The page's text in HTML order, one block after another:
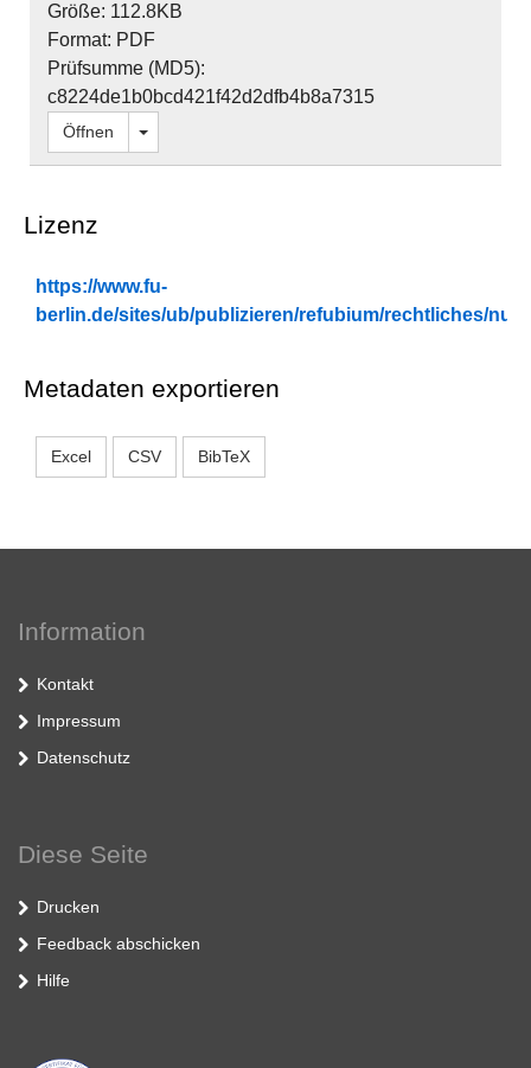
Größe: 112.8KB
Format: PDF
Prüfsumme (MD5):
c8224de1b0bcd421f42d2dfb4b8a7315
Öffnen Dropdown öffnen
Lizenz
https://www.fu-
berlin.de/sites/ub/publizieren/refubium/rechtliches/
Metadaten exportieren
Excel CSV BibTeX
Information
Kontakt
Impressum
Datenschutz
Diese Seite
Drucken
Feedback abschicken
Hilfe